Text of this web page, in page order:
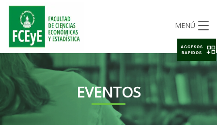
MENÚ
EVENTOS
ACCESOS
RAPIDOS